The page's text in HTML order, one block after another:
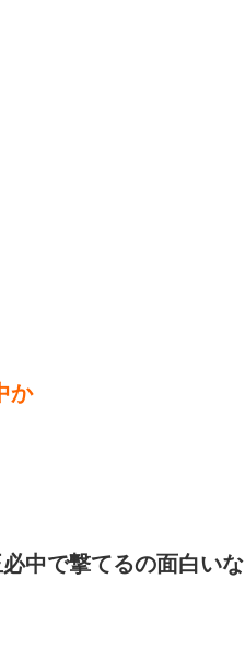
か
中で撃てるの面白いな